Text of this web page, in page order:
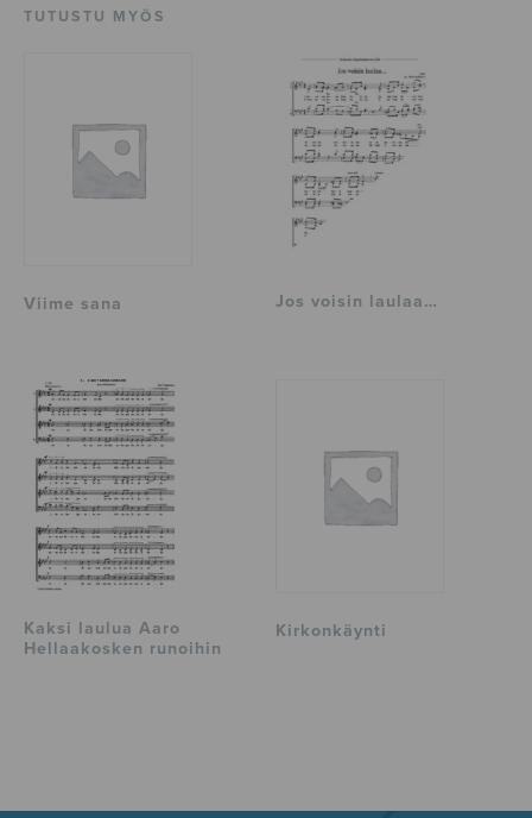
TUTUSTU MYÖS
Viime sana Jos voisin laulaa…
Kaksi laulua Aaro
Hellaakosken runoihin
Kirkonkäynti